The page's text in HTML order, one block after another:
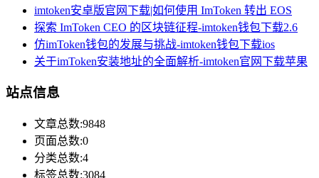
imtoken安卓版官网下载|如何使用 ImToken 转出 EOS
探索 ImToken CEO 的区块链征程-imtoken钱包下载2.6
仿imToken钱包的发展与挑战-imtoken钱包下载ios
关于imToken安装地址的全面解析-imtoken官网下载苹果
站点信息
文章总数:9848
页面总数:0
分类总数:4
标签总数:3084